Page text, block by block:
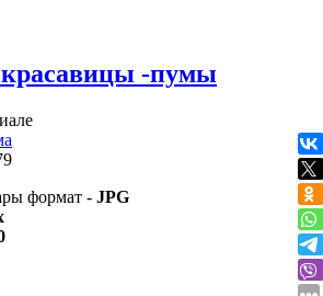
красавицы -пумы
формат - JPG